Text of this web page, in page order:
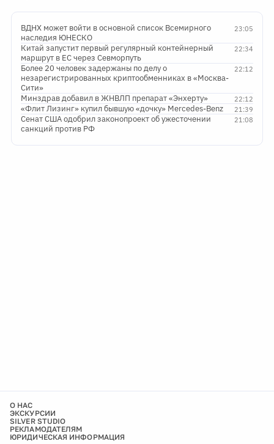
23:05
ВДНХ может войти в основной список Всемирного
наследия ЮНЕСКО
22:34
Китай запустит первый регулярный контейнерный
маршрут в ЕС через Севморпуть
22:12
Более 20 человек задержаны по делу о
незарегистрированных криптообменниках в «Москва-
Сити»
22:12
Минздрав добавил в ЖНВЛП препарат «Энхерту»
21:39
«Флит Лизинг» купил бывшую «дочку» Mercedes-Benz
21:08
Сенат США одобрил законопроект об ужесточении
санкций против РФ
О НАС
ЭКСКУРСИИ
SILVER STUDIO
РЕКЛАМОДАТЕЛЯМ
ЮРИДИЧЕСКАЯ ИНФОРМАЦИЯ